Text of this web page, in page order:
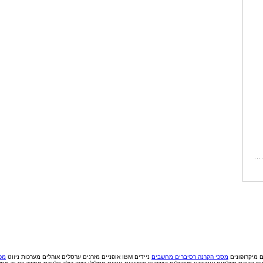
מיקרופונים מסכי הקרנה רסיברים מחשבים ניידים IBM אופניים מזרנים ערסלים אוהלים מערכות ניווט